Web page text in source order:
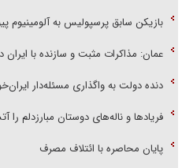
بازیکن سابق پرسپولیس به آلومینیوم
عمان: مذاکرات مثبت و سازنده با ایران
دنده دولت به واگذاری مسئله‌دار
فریاد‌ها و ناله‌های دوستان مبارزدلم
پایان محاصره با ائتلاف مصرف